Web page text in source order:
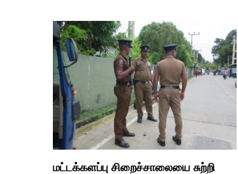
மட்டக்களப்பு சிறைச்சாலையை சுற்றி